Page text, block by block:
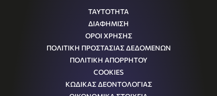
ΤΑΥΤΟΤΗΤΑ
ΔΙΑΦΗΜΙΣΗ
ΟΡΟΙ ΧΡΗΣΗΣ
ΠΟΛΙΤΙΚΗ ΠΡΟΣΤΑΣΙΑΣ ΔΕΔΟΜΕΝΩΝ
ΠΟΛΙΤΙΚΗ ΑΠΟΡΡΗΤΟΥ
COOKIES
ΚΩΔΙΚΑΣ ΔΕΟΝΤΟΛΟΓΙΑΣ